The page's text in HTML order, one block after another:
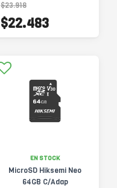
$23.918
$22.483
EN STOCK
MicroSD Hiksemi Neo
64GB C/Adap